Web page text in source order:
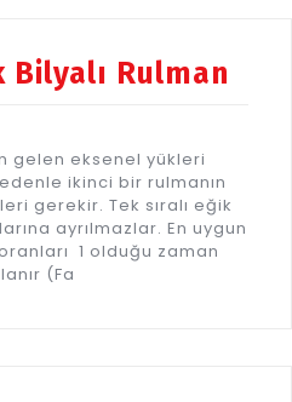
Bilyalı Rulman
gelen eksenel yükleri
ikinci bir rulmanın
gerekir. Tek sıralı eğik
ayrılmazlar. En uygun
1 olduğu zaman
(Fa